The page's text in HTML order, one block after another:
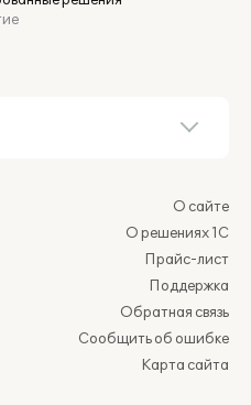
О сайте
О решениях 1С
Прайс-лист
Поддержка
Обратная связь
Сообщить об ошибке
Карта сайта